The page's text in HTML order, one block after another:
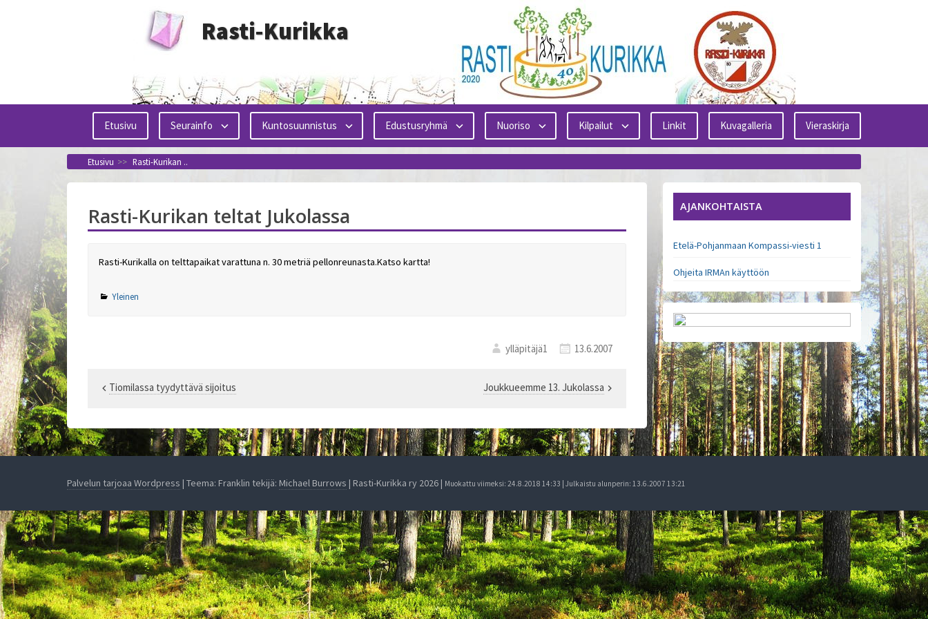
Rasti-Kurikka
Etusivu Seurainfo Kuntosuunnistus Edustusryhmä Nuoriso Kilpailut Linkit Kuvagalleria Vieraskirja
Etusivu >> Rasti-Kurikan ..
Rasti-Kurikan teltat Jukolassa
Rasti-Kurikalla on telttapaikat varattuna n. 30 metriä pellonreunasta.Katso kartta!
Yleinen
ylläpitäjä1 13.6.2007
selaus
Tiomilassa tyydyttävä sijoitus Joukkueemme 13. Jukolassa
AJANKOHTAISTA
Etelä-Pohjanmaan Kompassi-viesti 1
Ohjeita IRMAn käyttöön
Palvelun tarjoaa Wordpress | Teema: Franklin tekijä: Michael Burrows | Rasti-Kurikka ry 2026 | Muokattu viimeksi: 24.8.2018 14:33 | Julkaistu alunperin: 13.6.2007 13:21